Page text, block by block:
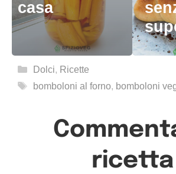
casa
Categorie
Dolci, Ricette
Tag
bomboloni al forno, bomboloni
ricetta